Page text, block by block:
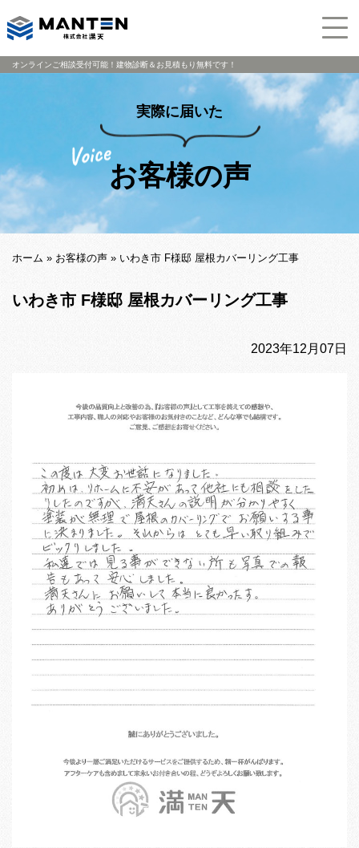
オンラインご相談受付可能！建物診断＆お見積もり無料です！
実際に届いた
お客様の声
ホーム » お客様の声 » いわき市 F様邸 屋根カバーリング工事
いわき市 F様邸 屋根カバーリング工事
2023年12月07日